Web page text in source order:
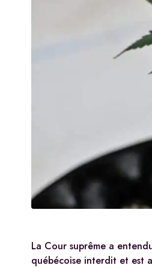
La Cour suprême a
québécoise interdit et est